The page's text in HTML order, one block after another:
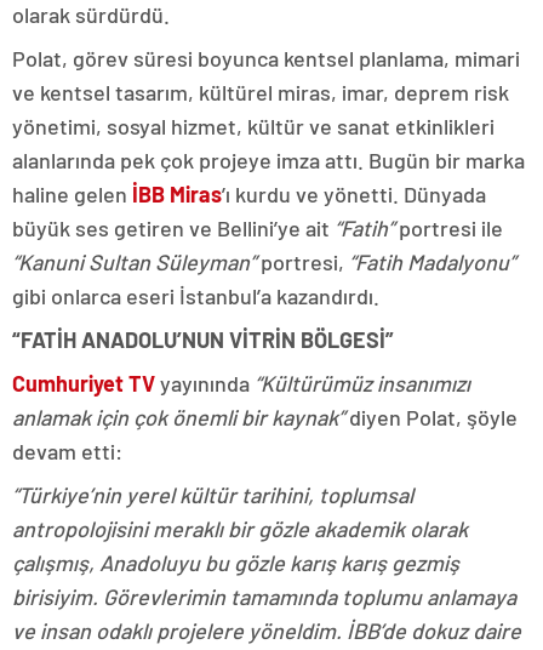
olarak sürdürdü.
Polat, görev süresi boyunca kentsel planlama, mimari
ve kentsel tasarım, kültürel miras, imar, deprem risk
yönetimi, sosyal hizmet, kültür ve sanat etkinlikleri
alanlarında pek çok projeye imza attı. Bugün bir marka
haline gelen İBB Miras’ı kurdu ve yönetti. Dünyada
büyük ses getiren ve Bellini’ye ait “Fatih”portresi ile
“Kanuni Sultan Süleyman”portresi, “Fatih Madalyonu”
gibi onlarca eseri İstanbul’a kazandırdı.
“FATİH ANADOLU’NUN VİTRİN BÖLGESİ”
Cumhuriyet TVyayınında “Kültürümüz insanımızı
anlamak için çok önemli bir kaynak”diyen Polat, şöyle
devam etti:
“Türkiye’nin yerel kültür tarihini, toplumsal
antropolojisini meraklı bir gözle akademik olarak
çalışmış, Anadoluyu bu gözle karış karış gezmiş
birisiyim. Görevlerimin tamamında toplumu anlamaya
ve insan odaklı projelere yöneldim. İBB’de dokuz daire